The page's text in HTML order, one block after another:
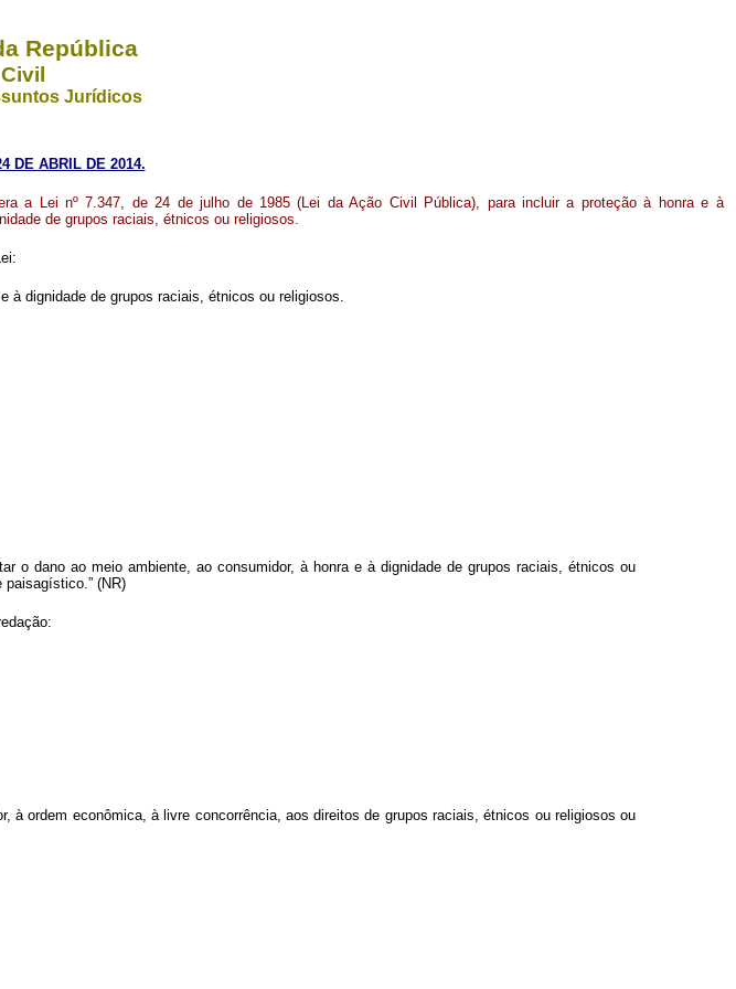
República
Jurídicos
DE ABRIL DE 2014.
a Lei nº 7.347, de 24 de julho de 1985 (Lei da Ação Civil Pública), para incluir a proteção à honra e à
de grupos raciais, étnicos ou religiosos.
à dignidade de grupos raciais, étnicos ou religiosos.
o dano ao meio ambiente, ao consumidor, à honra e à dignidade de grupos raciais, étnicos ou
(NR)
ordem econômica, à livre concorrência, aos direitos de grupos raciais, étnicos ou religiosos ou